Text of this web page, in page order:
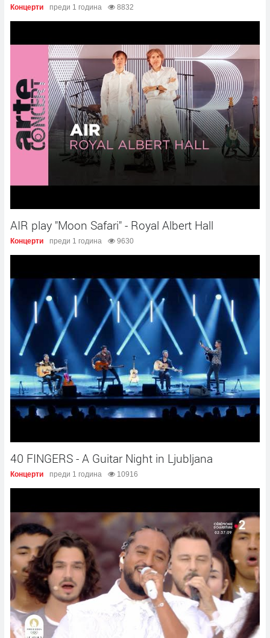
Концерти преди 1 година 8832
AIR play "Moon Safari" - Royal Albert Hall
Концерти преди 1 година 9630
40 FINGERS - A Guitar Night in Ljubljana
Концерти преди 1 година 10916